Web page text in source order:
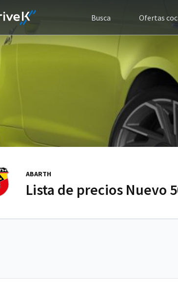
Busca Ofertas
ABARTH
Lista de precios Nuevo